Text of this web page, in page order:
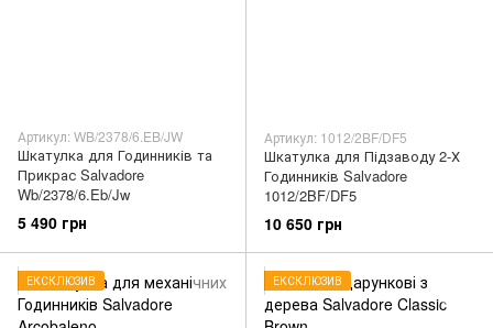
Артикул: WB/2378/6.EB/JW
Шкатулка для Годинників та
Прикрас Salvadore
Wb/2378/6.Eb/Jw
5 490 грн
Артикул: 1012/2BF/DF5
Шкатулка для Підзаводу 2-Х
Годинників Salvadore
1012/2BF/DF5
10 650 грн
ЕКСКЛЮЗИВ ЕКСКЛЮЗИВ